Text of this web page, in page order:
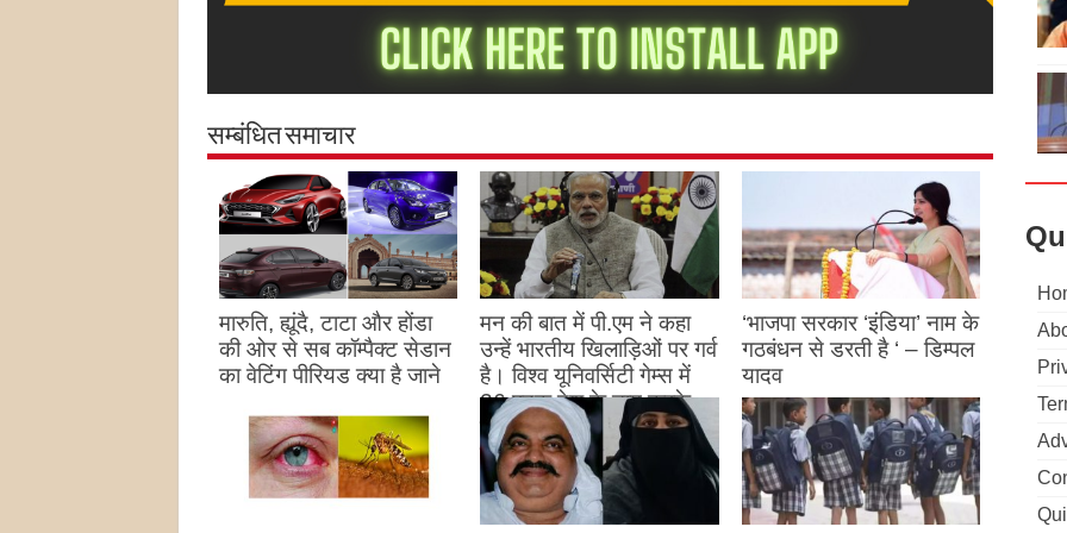
सम्बंधित समाचार
मारुति, ह्यूंदै, टाटा और होंडा
की ओर से सब कॉम्पैक्ट सेडान
का वेटिंग पीरियड क्या है जाने
मन की बात में पी.एम ने कहा
उन्हें भारतीय खिलाड़िओं पर गर्व
है। विश्व यूनिवर्सिटी गेम्स में
26 पदक देश के नाम करके
उन्होंने देश का नाम रोशन किया
है
August 27, 2023
‘भाजपा सरकार ‘इंडिया’ नाम के
गठबंधन से डरती है ‘ – डिम्पल
यादव
August 26, 2023